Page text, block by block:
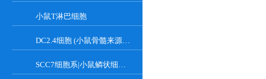
小鼠T淋巴细胞
DC2.4细胞 (小鼠骨髓来源树突状细胞)
SCC7细胞系|小鼠鳞状细胞癌细胞